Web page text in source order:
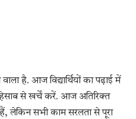
है. आज विद्यार्थियों का पढ़ाई में
से खर्चें करें. आज अतिरिक्त
लेकिन सभी काम सरलता से पूरा